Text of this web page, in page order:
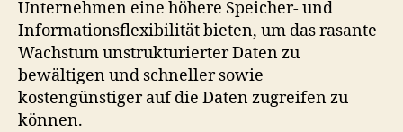
Unternehmen eine höhere Speicher- und
Informationsflexibilität bieten, um das rasante
Wachstum unstrukturierter Daten zu
bewältigen und schneller sowie
kostengünstiger auf die Daten zugreifen zu
können.